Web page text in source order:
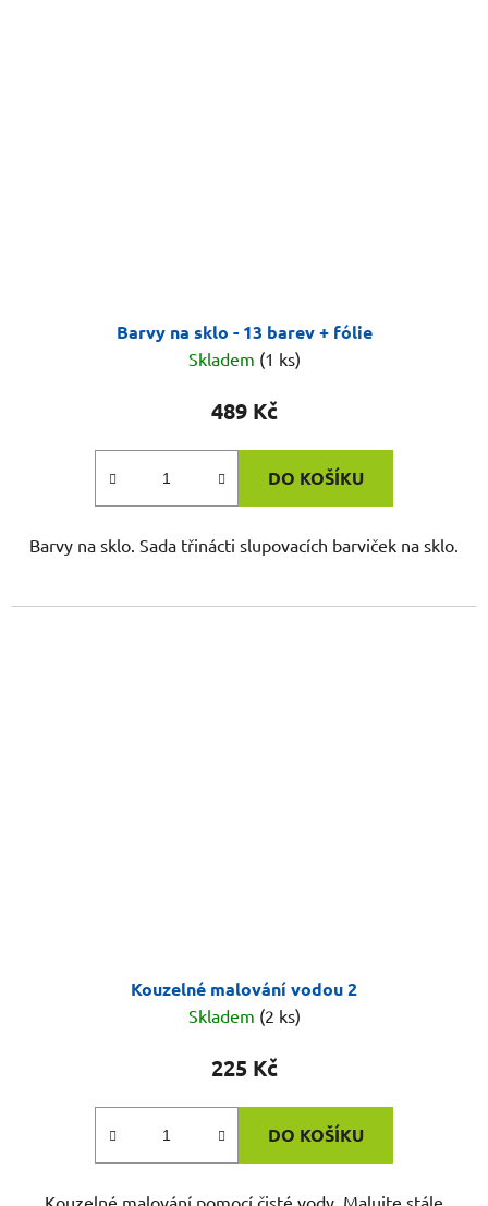
Barvy na sklo - 13 barev + fólie
Skladem (1 ks)
489 Kč
DO KOŠÍKU
Barvy na sklo. Sada třinácti slupovacích barviček na sklo.
Kouzelné malování vodou 2
Skladem (2 ks)
225 Kč
DO KOŠÍKU